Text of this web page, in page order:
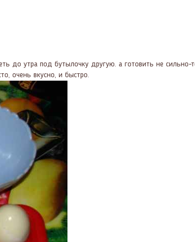
до утра под бутылочку другую. а готовить не сильно-
очень вкусно, и быстро.